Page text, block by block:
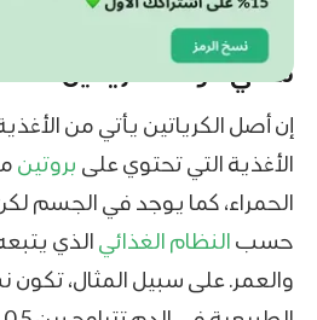
ماهي فوائد الكرياتين
إن أصل الكرياتين يأتي من
الأغذية التي تحتوي على بروتين
الحمراء، كما يوجد في الجسم
حسب النظام الغذائي الذي
والعمر. على سبيل المثال، تكون